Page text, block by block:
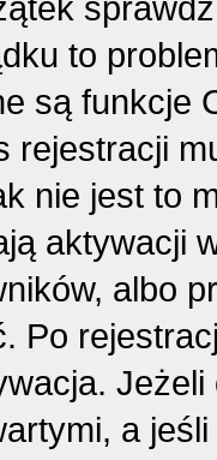
to
są funkcje
rejestracji
nie jest to
aktywacji
albo
Po
a